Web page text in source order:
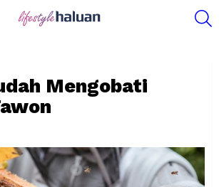
Mengobati